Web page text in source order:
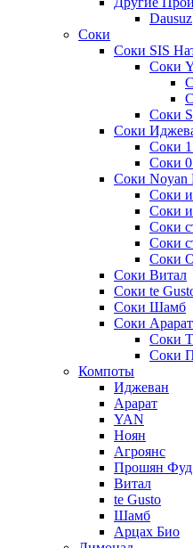
Dausuz
Соки
Соки SIS
Соки
Соки
Соки
Соки
Соки
Соки Noyan
Соки
Соки
Соки
Соки
Соки
Соки Витал
Соки te
Соки Шамб
Соки Арарат
Соки
Соки
Компоты
Иджеван
Арарат
YAN
Ноян
Агроянс
Прошян Фуд
Витал
te Gusto
Шамб
Арцах Био